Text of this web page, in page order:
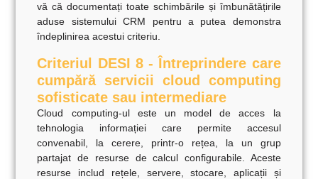
vă că documentați toate schimbările și îmbunătățirile
aduse sistemului CRM pentru a putea demonstra
îndeplinirea acestui criteriu.
Criteriul DESI 8 - Întreprindere care
cumpără servicii cloud computing
sofisticate sau intermediare
Cloud computing-ul este un model de acces la
tehnologia informației care permite accesul
convenabil, la cerere, printr-o rețea, la un grup
partajat de resurse de calcul configurabile. Aceste
resurse includ rețele, servere, stocare, aplicații și